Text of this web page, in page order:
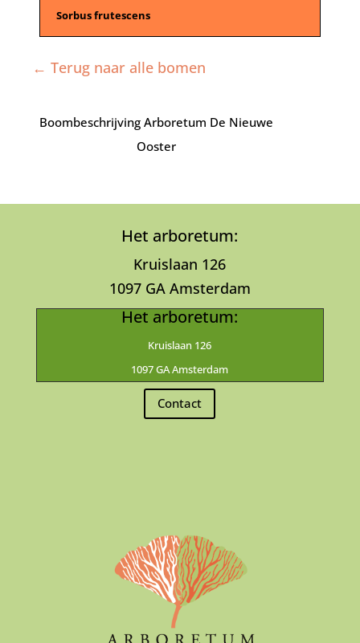
Sorbus frutescens
← Terug naar alle bomen
Boombeschrijving Arboretum De Nieuwe
Ooster
Het arboretum:
Kruislaan 126
1097 GA Amsterdam
Het arboretum:
Kruislaan 126
1097 GA Amsterdam
Contact